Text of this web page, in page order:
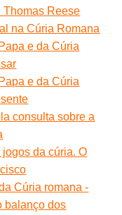
Thomas Reese
na Cúria Romana
e da Cúria
e da Cúria
consulta sobre a
da cúria. O
Cúria romana -
balanço dos